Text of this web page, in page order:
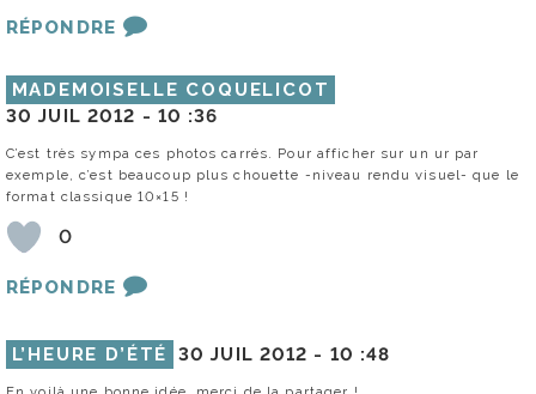
RÉPONDRE
MADEMOISELLE COQUELICOT
30 JUIL 2012 - 10 :36
C’est très sympa ces photos carrés. Pour afficher sur un ur par
exemple, c’est beaucoup plus chouette -niveau rendu visuel- que le
format classique 10×15 !
0
RÉPONDRE
L’HEURE D’ÉTÉ 30 JUIL 2012 - 10 :48